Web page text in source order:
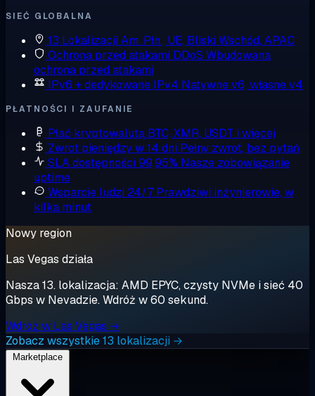
SIEĆ GLOBALNA
13 Lokalizacji Am. Płn., UE, Bliski Wschód, APAC
Ochrona przed atakami DDoS Wbudowana
ochrona przed atakami
IPv6 + dedykowane IPv4 Natywne v6, własne v4
PŁATNOŚCI I ZAUFANIE
Płać kryptowalutą BTC, XMR, USDT i więcej
Zwrot pieniędzy w 14 dni Pełny zwrot, bez pytań
SLA dostępności 99,95% Nasze zobowiązanie
uptime
Wsparcie ludzi 24/7 Prawdziwi inżynierowie, w
kilka minut
Nowy region
Las Vegas działa
Nasza 13. lokalizacja: AMD EPYC, czysty NVMe i sieć 40
Gbps w Nevadzie. Wdróż w 60 sekund.
Wdróż w Las Vegas →
Zobacz wszystkie 13 lokalizacji →